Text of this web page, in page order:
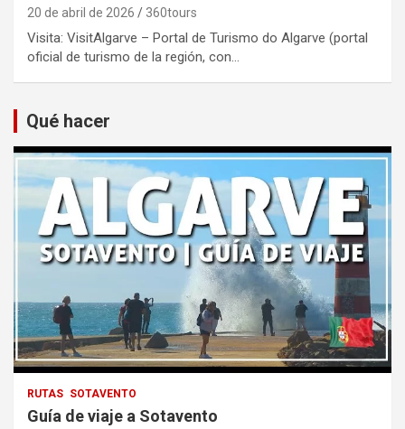
20 de abril de 2026 360tours
Visita: VisitAlgarve – Portal de Turismo do Algarve (portal
oficial de turismo de la región, con…
Qué hacer
RUTAS SOTAVENTO
Guía de viaje a Sotavento